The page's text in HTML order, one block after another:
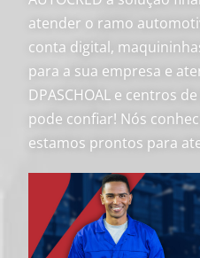
atender o ramo
conta digital,
para a sua empresa e
DPASCHOAL e centros
pode confiar! Nós
estamos prontos para